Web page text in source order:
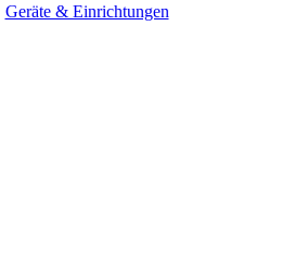
Geräte & Einrichtungen